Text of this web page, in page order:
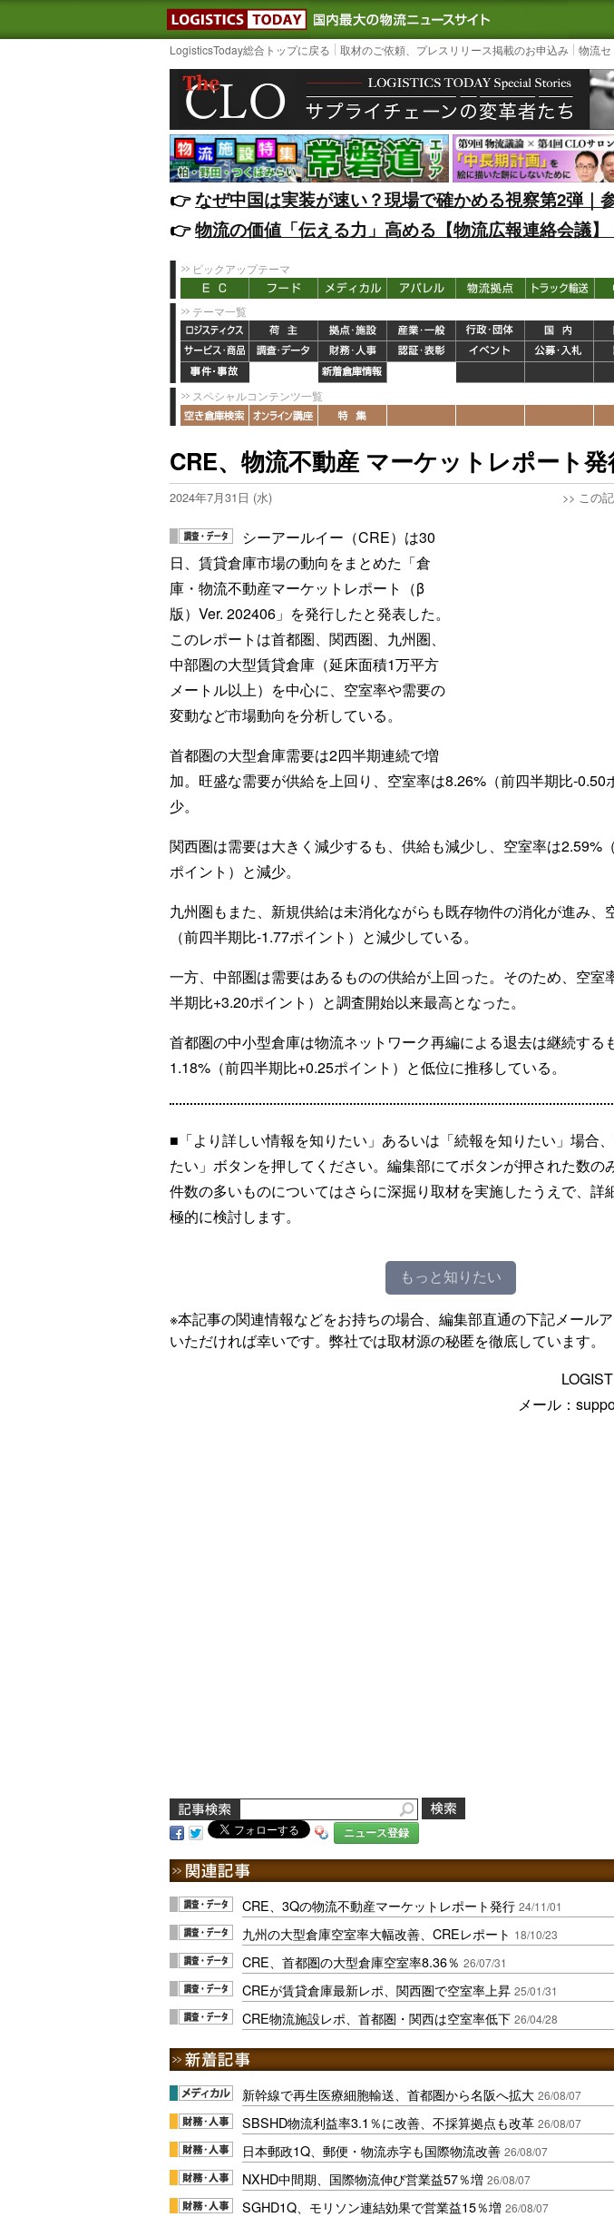
LOGISTICS TODAY｜国内最大の物流ニュース
3PL,
LogisticsToday総合トップに戻る 取材のご依頼、プレスリリース掲載のお申込み 物流
👉️なぜ中国は実装が速い？現場で確かめる視察第2弾｜
👉️物流の価値「伝える力」高める【物流広報連絡会議
ピックアップテーマ
テーマ一覧
スペシャルコンテンツ一覧
CRE、物流不動産 マーケットレポート発
2024年7月31日 (水) >> この
シーアールイー（CRE）は30
日、賃貸倉庫市場の動向をまとめた「倉
庫・物流不動産マーケットレポート（β
版）Ver. 202406」を発行したと発表した。
このレポートは首都圏、関西圏、九州圏、
中部圏の大型賃貸倉庫（延床面積1万平方
メートル以上）を中心に、空室率や需要の
変動など市場動向を分析している。
首都圏の大型倉庫需要は2四半期連続で増
加。旺盛な需要が供給を上回り、空室率は8.26%（前四半期比-0.50
少。
関西圏は需要は大きく減少するも、供給も減少し、空室率は2.59%
ポイント）と減少。
九州圏もまた、新規供給は未消化ながらも既存物件の消化が進み、
（前四半期比-1.77ポイント）と減少している。
一方、中部圏は需要はあるものの供給が上回った。そのため、空室
半期比+3.20ポイント）と調査開始以来最高となった。
首都圏の中小型倉庫は物流ネットワーク再編による退去は継続する
1.18%（前四半期比+0.25ポイント）と低位に推移している。
■「より詳しい情報を知りたい」あるいは「続報を知りたい」場合
たい」ボタンを押してください。編集部にてボタンが押された数の
件数の多いものについてはさらに深掘り取材を実施したうえで、詳
極的に検討します。
もっと知りたい
※本記事の関連情報などをお持ちの場合、編集部直通の下記メール
いただければ幸いです。弊社では取材源の秘匿を徹底しています。
メール：
ニュース登録
CRE、3Qの物流不動産マーケットレポート発行 24/11/01
九州の大型倉庫空室率大幅改善、CREレポート 18/10/23
CRE、首都圏の大型倉庫空室率8.36％ 26/07/31
CREが賃貸倉庫最新レポ、関西圏で空室率上昇 25/01/31
CRE物流施設レポ、首都圏・関西は空室率低下 26/04/28
新幹線で再生医療細胞輸送、首都圏から名阪へ拡大 26/08/07
SBSHD物流利益率3.1％に改善、不採算拠点も改革 26/08/07
日本郵政1Q、郵便・物流赤字も国際物流改善 26/08/07
NXHD中間期、国際物流伸び営業益57％増 26/08/07
SGHD1Q、モリソン連結効果で営業益15％増 26/08/07